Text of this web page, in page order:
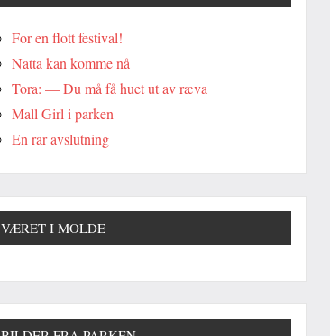
For en flott festival!
Natta kan komme nå
Tora: — Du må få huet ut av ræva
Mall Girl i parken
En rar avslutning
VÆRET I MOLDE